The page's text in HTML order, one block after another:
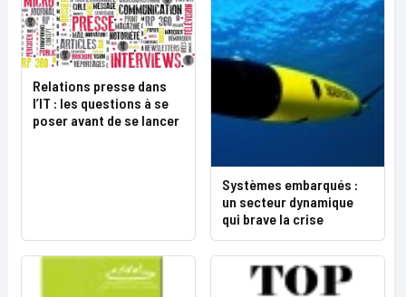
Relations presse dans
l’IT : les questions à se
poser avant de se lancer
Systèmes embarqués :
un secteur dynamique
qui brave la crise